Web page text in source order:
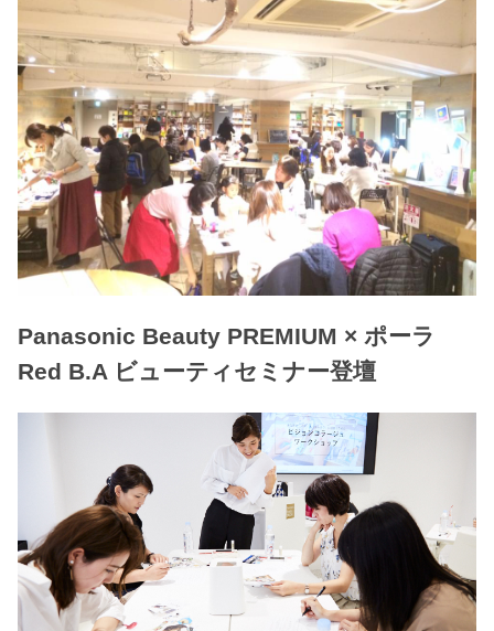
Panasonic Beauty PREMIUM × ポーラ
Red B.A ビューティセミナー登壇